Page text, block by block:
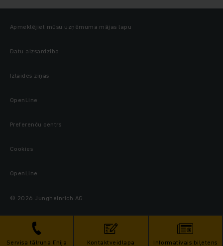
Servisa tālruņa līnija Kontaktveidlapa Informatīvais biļetens
Apmeklējiet mūsu uzņēmuma mājas lapu
Datu aizsardzība
Izlaides ziņas
OpenLine
Preferenču centrs
Cookies
OpenLine
© 2026 Jungheinrich AG